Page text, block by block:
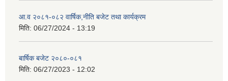
आ.व २०८१-०८२ वार्षिक,नीति बजेट तथा कार्यक्रम
मिति: 06/27/2024 - 13:19
बार्षिक बजेट २०८०-०८१
मिति: 06/27/2023 - 12:02